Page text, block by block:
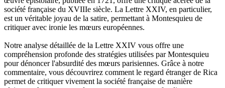
société française du XVIIIe siècle. La Lettre XXIV, en particulier,
est un véritable joyau de la satire, permettant à Montesquieu de
critiquer avec ironie les mœurs européennes.
Notre analyse détaillée de la Lettre XXIV vous offre une
compréhension profonde des stratégies utilisées par Montesquieu
pour dénoncer l'absurdité des mœurs parisiennes. Grâce à notre
commentaire, vous découvrirez comment le regard étranger de Rica
permet de critiquer vivement la société française de manière